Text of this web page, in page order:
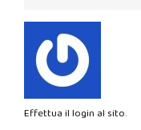
Effettua il login al sito.